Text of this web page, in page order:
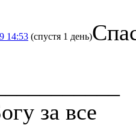
14:53 (спустя 1 день)
за все